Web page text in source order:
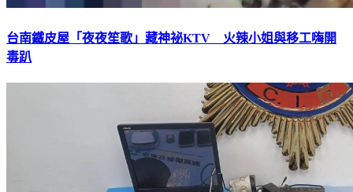
台南鐵皮屋「夜夜笙歌」藏神祕KTV 火辣小姐與移工嗨開
毒趴